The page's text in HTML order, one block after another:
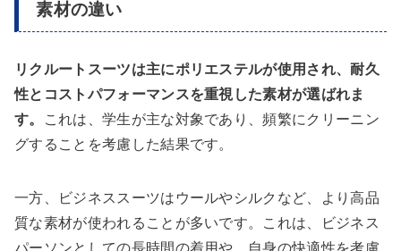
素材の違い
リクルートスーツは主にポリエステルが使用され、耐久
性とコストパフォーマンスを重視した素材が選ばれま
す。
これは、学生が主な対象であり、頻繁にクリーニン
グすることを考慮した結果です。
一方、ビジネススーツはウールやシルクなど、より高品
質な素材が使われることが多いです。これは、ビジネス
パーソンとしての長時間の着用や、自身の快適性を考慮